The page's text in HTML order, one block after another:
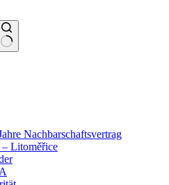
Nachbarschaftsvertrag
– Litoměřice